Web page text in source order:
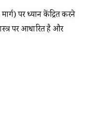
पर ध्यान केंद्रित करने
पर आधारित है और